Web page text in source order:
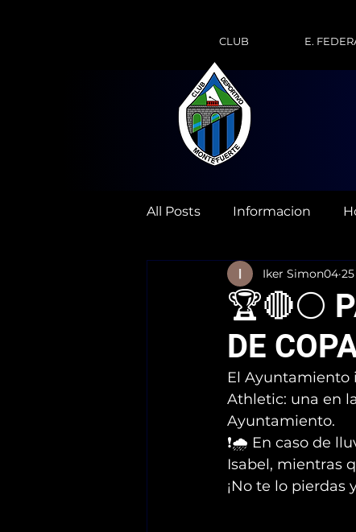
CLUB E.
All Posts Informacion
🏆🔴⚪
DE
Iker Simon04
El Ayuntamiento
Athletic: una en
Ayuntamiento.
❗🌧 En caso de
Isabel, mientras
¡No te lo pierdas